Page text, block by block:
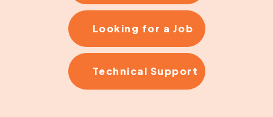
Looking for a Job
Technical Support